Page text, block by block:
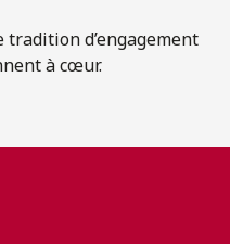
d’engagement
à cœur.